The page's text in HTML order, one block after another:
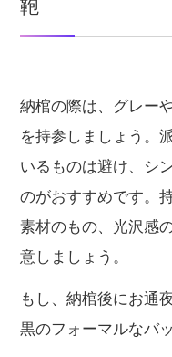
鞄
納棺の際は、グレー
を持参しましょう。
いるものは避け、シ
のがおすすめです。
素材のもの、光沢感
意しましょう。
もし、納棺後にお通
黒のフォーマルなバ